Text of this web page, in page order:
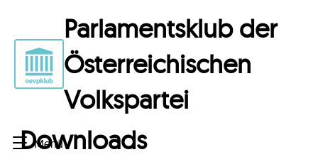
Parlamentsklub der
Österreichischen
Volkspartei
Menü
Downloads